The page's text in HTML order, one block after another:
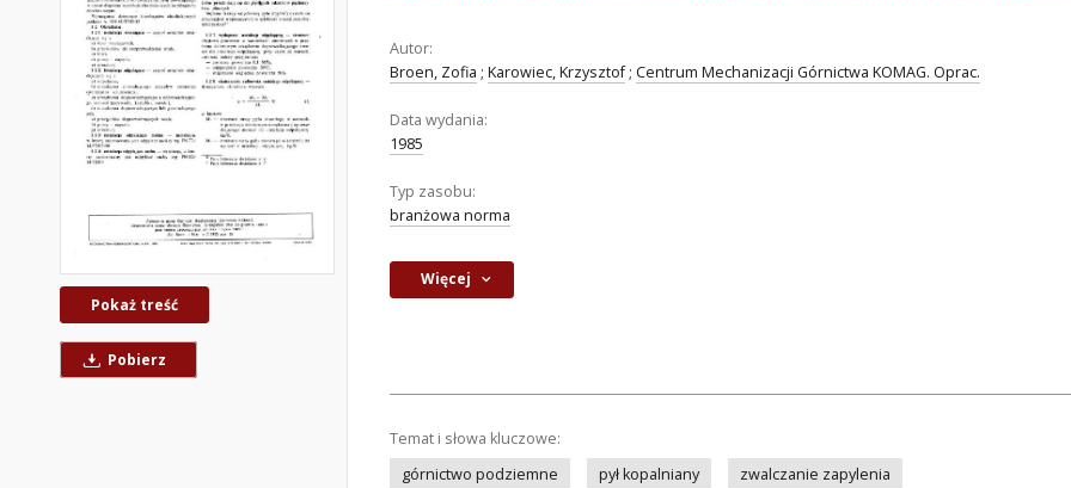
Pokaż treść
Pobierz
Autor:
Broen, Zofia ; Karowiec, Krzysztof ; Centrum Mechanizacji Górnictwa KOMAG. Oprac.
Data wydania:
1985
Typ zasobu:
branżowa norma
Więcej
Temat i słowa kluczowe:
górnictwo podziemne
pył kopalniany zwalczanie zapylenia